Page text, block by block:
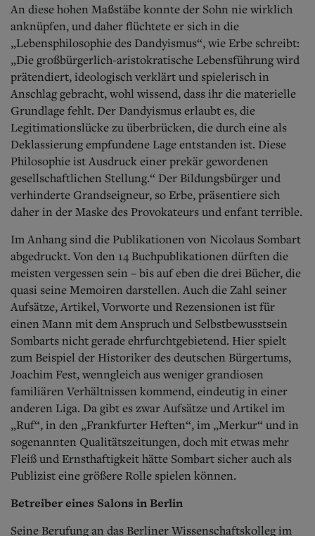
An diese hohen Maßstäbe konnte der Sohn nie wirklich
anknüpfen, und daher flüchtete er sich in die
„Lebensphilosophie des Dandyismus“, wie Erbe schreibt:
„Die großbürgerlich-aristokratische Lebensführung wird
prätendiert, ideologisch verklärt und spielerisch in
Anschlag gebracht, wohl wissend, dass ihr die materielle
Grundlage fehlt. Der Dandyismus erlaubt es, die
Legitimationslücke zu überbrücken, die durch eine als
Deklassierung empfundene Lage entstanden ist. Diese
Philosophie ist Ausdruck einer prekär gewordenen
gesellschaftlichen Stellung.“ Der Bildungsbürger und
verhinderte Grandseigneur, so Erbe, präsentiere sich
daher in der Maske des Provokateurs und enfant terrible.
Im Anhang sind die Publikationen von Nicolaus Sombart
abgedruckt. Von den 14 Buchpublikationen dürften die
meisten vergessen sein – bis auf eben die drei Bücher, die
quasi seine Memoiren darstellen. Auch die Zahl seiner
Aufsätze, Artikel, Vorworte und Rezensionen ist für
einen Mann mit dem Anspruch und Selbstbewusstsein
Sombarts nicht gerade ehrfurchtgebietend. Hier spielt
zum Beispiel der Historiker des deutschen Bürgertums,
Joachim Fest, wenngleich aus weniger grandiosen
familiären Verhältnissen kommend, eindeutig in einer
anderen Liga. Da gibt es zwar Aufsätze und Artikel im
„Ruf“, in den „Frankfurter Heften“, im „Merkur“ und in
sogenannten Qualitätszeitungen, doch mit etwas mehr
Fleiß und Ernsthaftigkeit hätte Sombart sicher auch als
Publizist eine größere Rolle spielen können.
Betreiber eines Salons in Berlin
Seine Berufung an das Berliner Wissenschaftskolleg im